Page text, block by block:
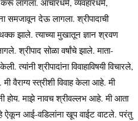
लागला. आचारधर्म, व्यवहारधर्म,
समजावून देऊ लागला. श्रीपादाची
झाले. त्याच्या मुखातून ज्ञान श्रवण
श्रीपाद सोळा वर्षांचे झाले. माता-
त्यांनी श्रीपादांना विवाहाविषयी विचारले,
मी वैराग्य स्त्रीशी विवाह केला आहे. मी
होय. माझे नावच श्रीवल्लभ आहे. मी आता
ऐकून आई-वडिलांना खूप वाईट वाटले. परंतु